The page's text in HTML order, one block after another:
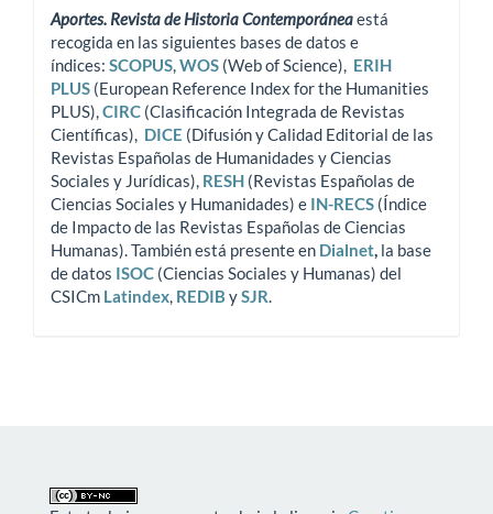
Aportes. Revista de Historia Contemporáneaestá
recogida en las siguientes bases de datos e
índices: SCOPUS,WOS (Web of Science), ERIH
PLUS (European Reference Index for the Humanities
PLUS),CIRC (Clasificación Integrada de Revistas
Científicas), DICE (Difusión y Calidad Editorial de las
Revistas Españolas de Humanidades y Ciencias
Sociales y Jurídicas), RESH (Revistas Españolas de
Ciencias Sociales y Humanidades) e IN-RECS (Índice
de Impacto de las Revistas Españolas de Ciencias
Humanas). También está presente en Dialnet, la base
de datos ISOC (Ciencias Sociales y Humanas) del
CSICm Latindex, REDIB ySJR.